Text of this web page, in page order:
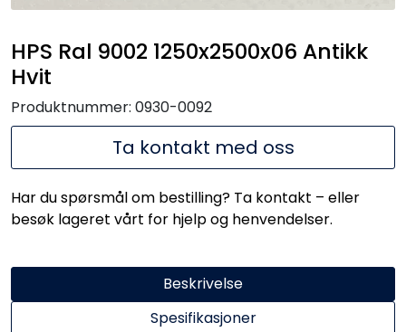
HPS Ral 9002 1250x2500x06 Antikk
Hvit
Produktnummer: 0930-0092
Ta kontakt med oss
Har du spørsmål om bestilling? Ta kontakt – eller
besøk lageret vårt for hjelp og henvendelser.
Beskrivelse
Spesifikasjoner
Kunngjøringer!